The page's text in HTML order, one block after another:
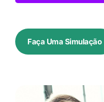
Faça Uma Simulação